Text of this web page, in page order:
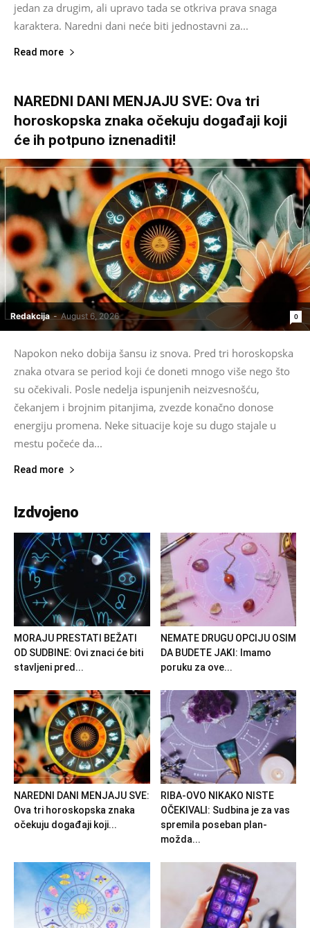
jedan za drugim, ali upravo tada se otkriva prava snaga
karaktera. Naredni dani neće biti jednostavni za...
Read more
NAREDNI DANI MENJAJU SVE: Ova tri
horoskopska znaka očekuju događaji koji
će ih potpuno iznenaditi!
Redakcija - August 6, 2026 0
Napokon neko dobija šansu iz snova. Pred tri horoskopska
znaka otvara se period koji će doneti mnogo više nego što
su očekivali. Posle nedelja ispunjenih neizvesnošću,
čekanjem i brojnim pitanjima, zvezde konačno donose
energiju promena. Neke situacije koje su dugo stajale u
mestu počeće da...
Read more
Izdvojeno
MORAJU PRESTATI BEŽATI
OD SUDBINE: Ovi znaci će biti
stavljeni pred...
NEMATE DRUGU OPCIJU OSIM
DA BUDETE JAKI: Imamo
poruku za ove...
NAREDNI DANI MENJAJU SVE:
Ova tri horoskopska znaka
očekuju događaji koji...
RIBA-OVO NIKAKO NISTE
OČEKIVALI: Sudbina je za vas
spremila poseban plan-
možda...